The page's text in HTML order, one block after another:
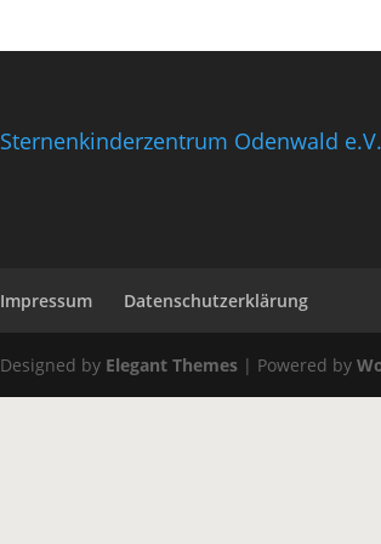
Sternenkinderzentrum Odenwald e.V.
Impressum Datenschutzerklärung
Designed by Elegant Themes | Powered by